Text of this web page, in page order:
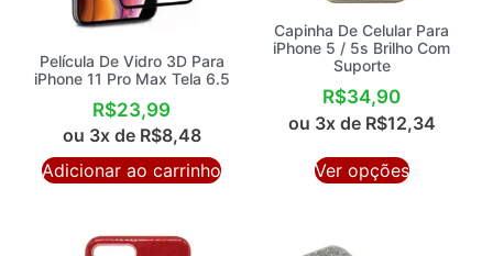
Película De Vidro 3D Para
iPhone 11 Pro Max Tela 6.5
R$23,99
ou 3x de R$8,48
Adicionar ao carrinho
Capinha De Celular Para
iPhone 5 / 5s Brilho Com
Suporte
R$34,90
ou 3x de R$12,34
Ver opções